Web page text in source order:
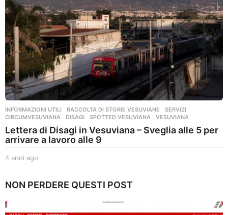
o
INFORMAZIONI UTILI ,RACCOLTA DI STORIE VESUVIANE ,SERVIZI
CIRCUMVESUVIANA
,DISAGI ,SPOTTED VESUVIANA ,VESUVIANA
Lettera di Disagi in Vesuviana – Sveglia alle 5 per
arrivare a lavoro alle 9
4 anni ago
n
NON PERDERE QUESTI POST